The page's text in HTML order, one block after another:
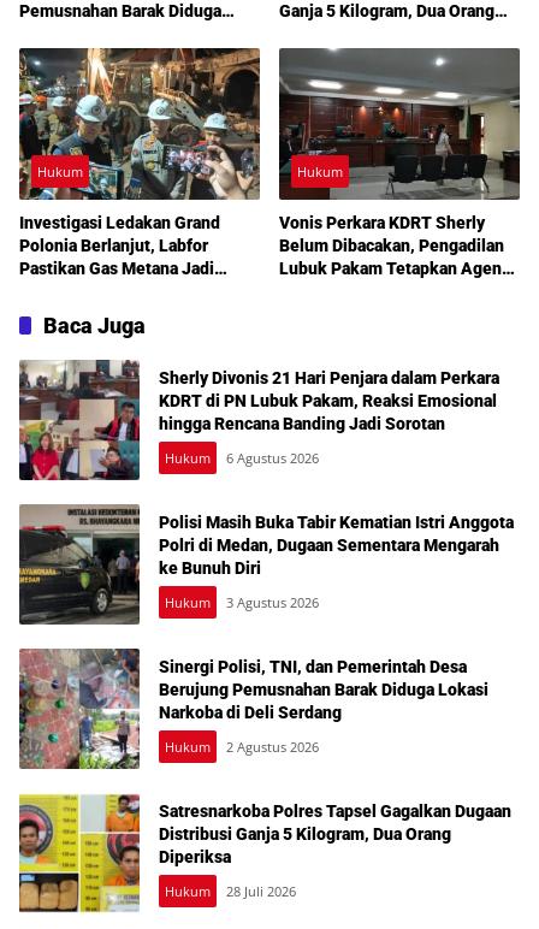
Pemusnahan Barak Diduga
Ganja 5 Kilogram, Dua Orang
Hukum
Investigasi Ledakan Grand
Polonia Berlanjut, Labfor
Pastikan Gas Metana Jadi
Hukum
Vonis Perkara KDRT Sherly
Belum Dibacakan, Pengadilan
Lubuk Pakam Tetapkan Agenda
Baca Juga
Sherly Divonis 21 Hari Penjara dalam Perkara
KDRT di PN Lubuk Pakam, Reaksi Emosional
hingga Rencana Banding Jadi Sorotan
Hukum 6 Agustus 2026
Polisi Masih Buka Tabir Kematian Istri Anggota
Polri di Medan, Dugaan Sementara Mengarah
ke Bunuh Diri
Hukum 3 Agustus 2026
Sinergi Polisi, TNI, dan Pemerintah Desa
Berujung Pemusnahan Barak Diduga Lokasi
Narkoba di Deli Serdang
Hukum 2 Agustus 2026
Satresnarkoba Polres Tapsel Gagalkan Dugaan
Distribusi Ganja 5 Kilogram, Dua Orang
Diperiksa
Hukum 28 Juli 2026